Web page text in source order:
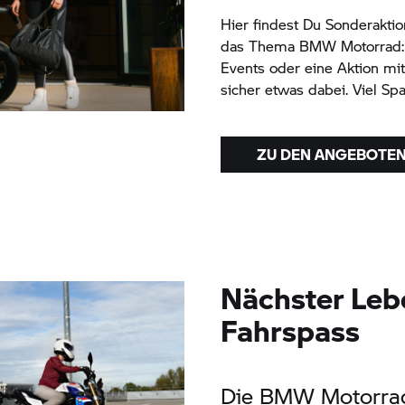
Hier findest Du
das Thema BMW Motorrad:
Events oder eine Aktion
sicher etwas dabei. Viel
ZU DEN
Nächster
Fahrspass
Die BMW